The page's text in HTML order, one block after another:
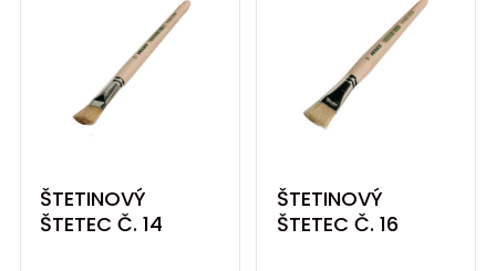
ŠTETINOVÝ
ŠTETEC Č. 14
ŠTETINOVÝ
ŠTETEC Č. 16